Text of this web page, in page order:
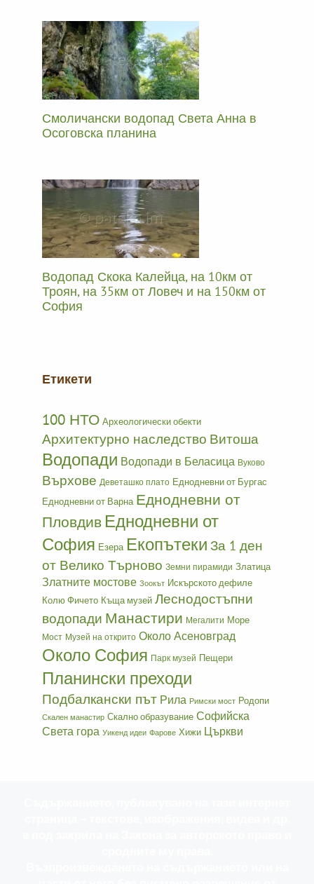
Смоличански водопад Света Анна в
Осоговска планина
Водопад Скока Калейца, на 10км от
Троян, на 35км от Ловеч и на 150км от
София
Етикети
100 НТО Археологически обекти
Архитектурно наследство Витоша
Водопади Водопади в Беласица Вуково
Върхове Деветашко плато Еднодневни от Бургас
Еднодневни от Варна Еднодневни от
Пловдив Еднодневни от
София Езера Екопътеки За 1 ден
от Велико Търново Земни пирамиди Златица
Златните мостове Зоокът Искърското дефиле
Колю Фичето Къща музей Леснодостъпни
водопади Манастири Мегалити Море
Мост Музей на открито Около Асеновград
Около София Парк музей Пещери
Планински преходи
Подбалкански път Рила Римски мост Родопи
Скален манастир Скално образувание Софийска
Света гора Уикенд идеи Фарове Хижи Църкви